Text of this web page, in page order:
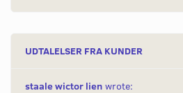
UDTALELSER FRA KUNDER
staale wictor lien wrote: